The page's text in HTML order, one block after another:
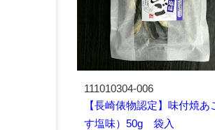
111010304-006
【長崎俵物認定】味付焼あ
す塩味）50g 袋入